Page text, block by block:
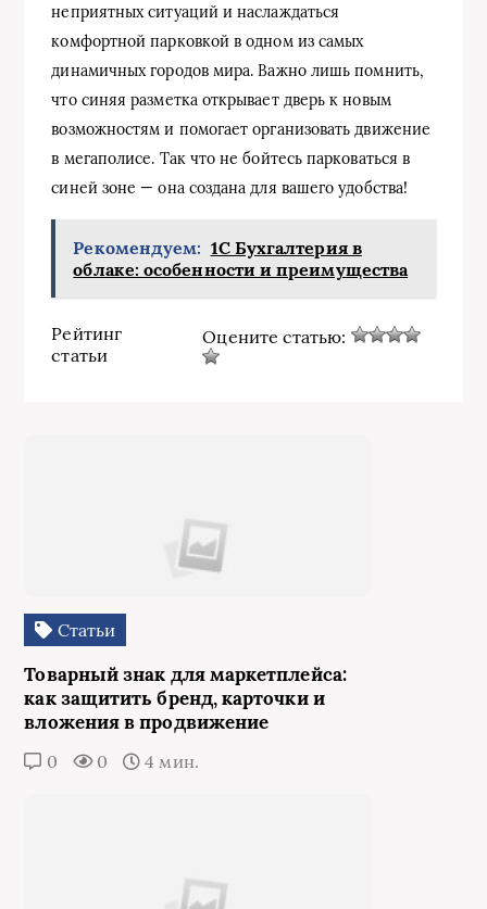
неприятных ситуаций и наслаждаться
комфортной парковкой в одном из самых
динамичных городов мира. Важно лишь помнить,
что синяя разметка открывает дверь к новым
возможностям и помогает организовать движение
в мегаполисе. Так что не бойтесь парковаться в
синей зоне — она создана для вашего удобства!
Рекомендуем: 1С Бухгалтерия в
облаке: особенности и преимущества
Рейтинг
статьи
Оцените статью:
Статьи
Товарный знак для маркетплейса:
как защитить бренд, карточки и
вложения в продвижение
0 0 4 мин.